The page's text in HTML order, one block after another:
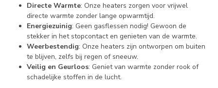
Directe Warmte: Onze heaters zorgen voor vrijwel
directe warmte zonder lange opwarmtijd.
Energiezuinig: Geen gasflessen nodig! Gewoon de
stekker in het stopcontact en genieten van de warmte.
Weerbestendig: Onze heaters zijn ontworpen om buiten
te blijven, zelfs bij regen of sneeuw.
Veilig en Geurloos: Geniet van warmte zonder rook of
schadelijke stoffen in de lucht.